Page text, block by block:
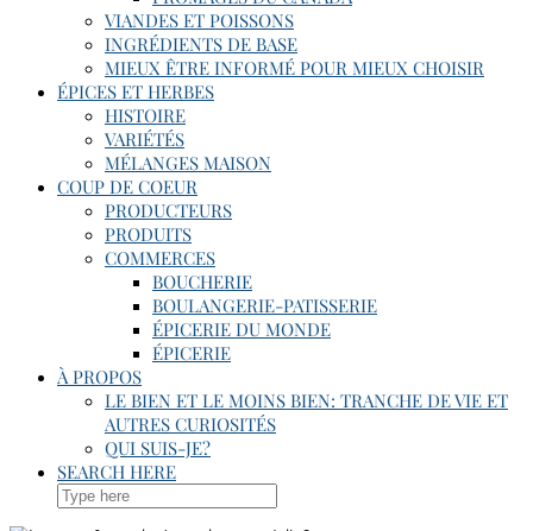
VIANDES ET POISSONS
INGRÉDIENTS DE BASE
MIEUX ÊTRE INFORMÉ POUR MIEUX CHOISIR
ÉPICES ET HERBES
HISTOIRE
VARIÉTÉS
MÉLANGES MAISON
COUP DE COEUR
PRODUCTEURS
PRODUITS
COMMERCES
BOUCHERIE
BOULANGERIE-PATISSERIE
ÉPICERIE DU MONDE
ÉPICERIE
À PROPOS
LE BIEN ET LE MOINS BIEN: TRANCHE DE VIE ET
AUTRES CURIOSITÉS
QUI SUIS-JE?
SEARCH HERE